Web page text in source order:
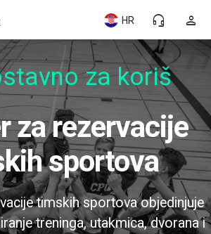
person
headset_mic
HR
za korišt
sportova
timskih sportova objedinjuje
treninga, utakmica, dvorana i